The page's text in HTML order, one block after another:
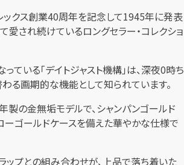
ックス創業40周年を記念して1945年に発表
愛され続けているロングセラー・コレクショ
ている「デイトジャスト機構」は、深夜0時ち
る画期的な機能として知られています。
製の金無垢モデルで、シャンパンゴールド
ゴールドケースを備えた華やかな仕様で
ップとの組み合わせが、上品で落ち着いた